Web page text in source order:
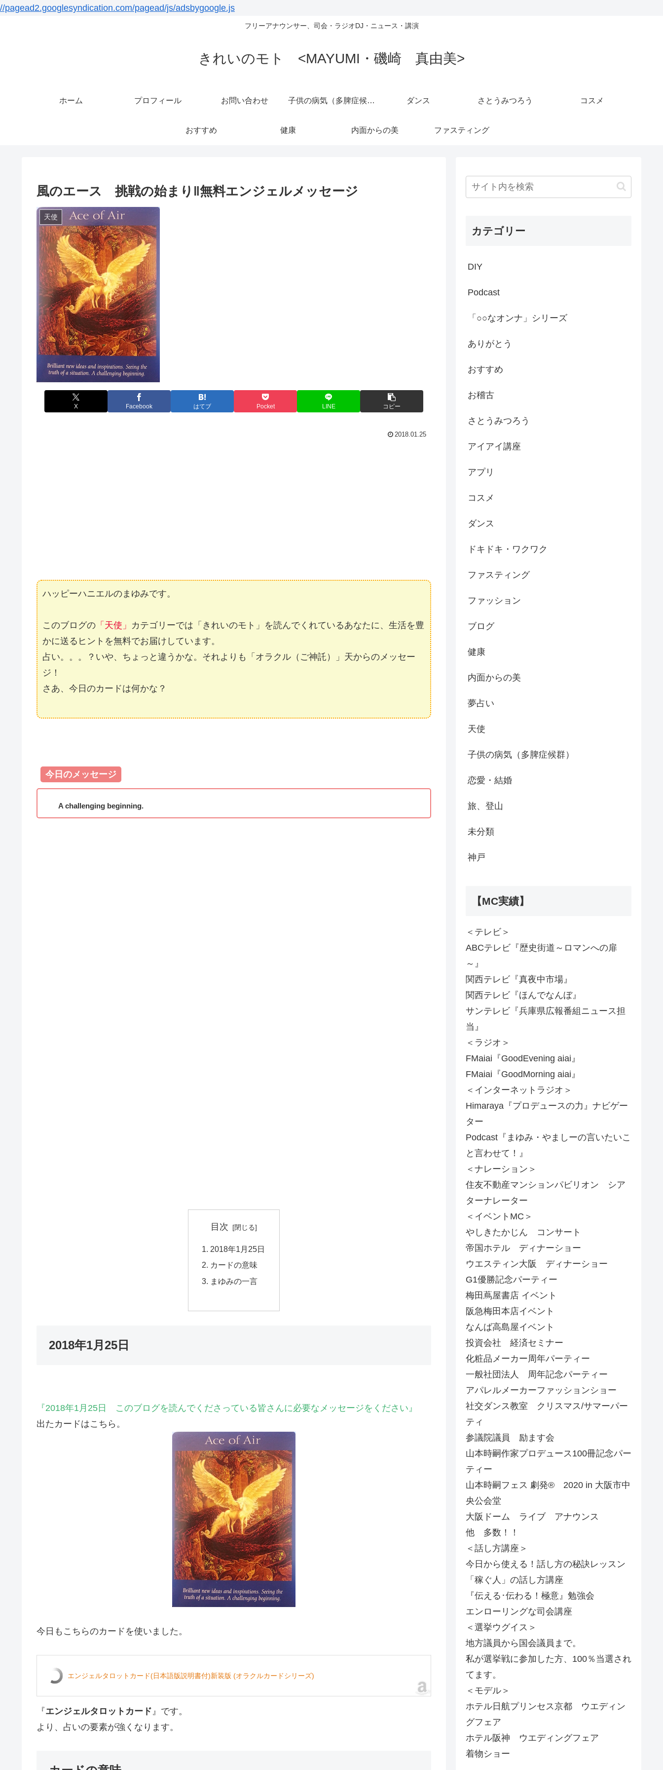
//pagead2.googlesyndication.com/pagead/js/adsbygoogle.js
フリーアナウンサー、司会・ラジオDJ・ニュース・講演
きれいのモト <MAYUMI・磯崎 真由美>
ホーム プロフィール お問い合わせ 子供の病気（多脾症候群） ダンス さとうみつろう コスメ
おすすめ 健康 内面からの美 ファスティング
風のエース 挑戦の始まり‖無料エンジェルメッセージ
天使
X Facebook はてブ Pocket LINE コピー
2018.01.25
ハッピーハニエルのまゆみです。
このブログの 「天使」 カテゴリーでは「きれいのモト」を読んでくれているあなたに、生活を豊
かに送るヒントを無料でお届けしています。
占い。。。？いや、ちょっと違うかな。それよりも「オラクル（ご神託）」天からのメッセー
ジ！
さあ、今日のカードは何かな？
今日のメッセージ
A challenging beginning.
目次
2018年1月25日
カードの意味
まゆみの一言
2018年1月25日
『2018年1月25日 このブログを読んでくださっている皆さんに必要なメッセージをください』
出たカードはこちら。
今日もこちらのカードを使いました。
エンジェルタロットカード(日本語版説明書付)新装版 (オラクルカードシリーズ)
『エンジェルタロットカード』です。
より、占いの要素が強くなります。
カテゴリー
DIY
Podcast
「○○なオンナ」シリーズ
ありがとう
おすすめ
お稽古
さとうみつろう
アイアイ講座
アプリ
コスメ
ダンス
ドキドキ・ワクワク
ファスティング
ファッション
ブログ
健康
内面からの美
夢占い
天使
子供の病気（多脾症候群）
恋愛・結婚
旅、登山
未分類
神戸
【MC実績】
＜テレビ＞
ABCテレビ『歴史街道～ロマンへの扉
～』
関西テレビ『真夜中市場』
関西テレビ『ほんでなんぼ』
サンテレビ『兵庫県広報番組ニュース担
当』
＜ラジオ＞
FMaiai『GoodEvening aiai』
FMaiai『GoodMorning aiai』
＜インターネットラジオ＞
Himaraya『プロデュースの力』ナビゲー
ター
Podcast『まゆみ・やましーの言いたいこ
と言わせて！』
＜ナレーション＞
住友不動産マンションパビリオン シア
ターナレーター
＜イベントMC＞
やしきたかじん コンサート
帝国ホテル ディナーショー
ウエスティン大阪 ディナーショー
G1優勝記念パーティー
梅田蔦屋書店 イベント
阪急梅田本店イベント
なんば高島屋イベント
投資会社 経済セミナー
化粧品メーカー周年パーティー
一般社団法人 周年記念パーティー
アパレルメーカーファッションショー
社交ダンス教室 クリスマス/サマーパー
ティ
参議院議員 励ます会
山本時嗣作家プロデュース100冊記念パー
ティー
山本時嗣フェス 劇発®︎ 2020 in 大阪市中
央公会堂
大阪ドーム ライブ アナウンス
他 多数！！
＜話し方講座＞
今日から使える！話し方の秘訣レッスン
「稼ぐ人」の話し方講座
『伝える･伝わる！極意』勉強会
エンローリングな司会講座
＜選挙ウグイス＞
地方議員から国会議員まで。
私が選挙戦に参加した方、100％当選され
てます。
＜モデル＞
ホテル日航プリンセス京都 ウエディン
グフェア
ホテル阪神 ウエディングフェア
着物ショー